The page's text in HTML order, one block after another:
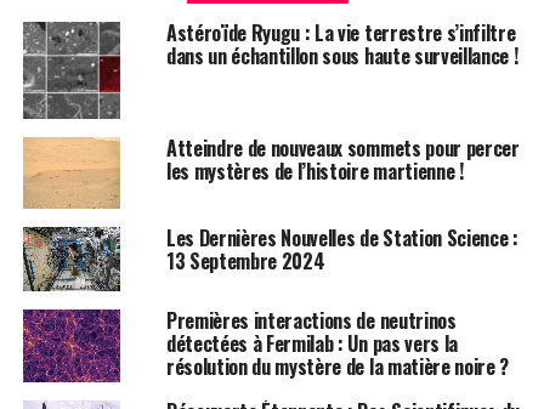
scruter l’univers lointain, il suggère d’examiner notre
propre environnement. Par exemple, si nous
découvrons une balle de tennis qui ne nous appartient
pas, cela pourrait indiquer que des voisins existent et
qu’ils jouent au tennis.
La Recherche d’Objets
Interstellaires
Loeb se concentre sur la recherche d’objets dont
l’origine est clairement extérieure à notre système
solaire. Ces objets sont identifiables grâce à leur vitesse
et leur trajectoire, qui témoignent de leur provenance
interstellaire.
Astéroïde Ryugu : La vie terrestre s’infiltre
dans un échantillon sous haute surveillance !
Atteindre de nouveaux sommets pour percer
les mystères de l’histoire martienne !
Les Dernières Nouvelles de Station Science :
13 Septembre 2024
Premières interactions de neutrinos
détectées à Fermilab : Un pas vers la
résolution du mystère de la matière noire ?